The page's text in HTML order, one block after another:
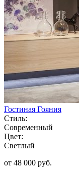
Гостиная Гояния
Стиль:
Современный
Цвет:
Светлый
от 48 000 руб.